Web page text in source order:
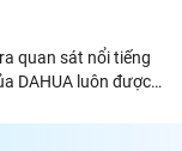
nghệ này có thể...
quan sát nổi tiếng
DAHUA luôn được
trong những vấn